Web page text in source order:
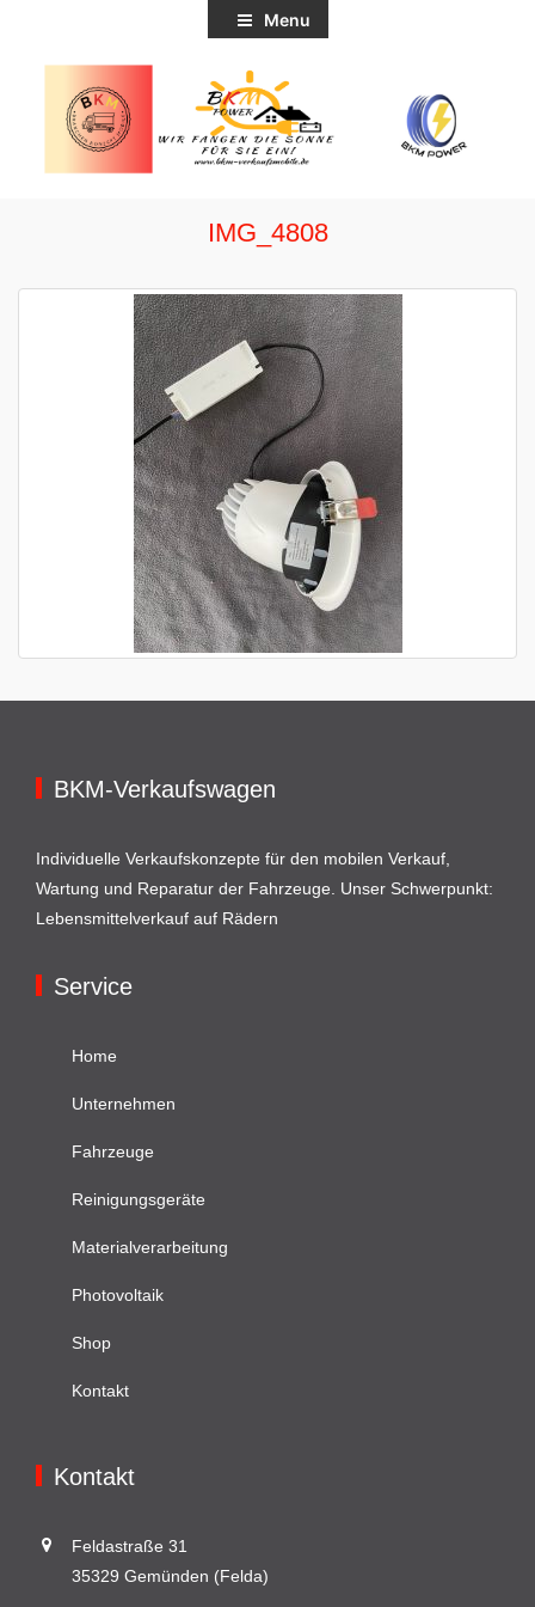
Menu
IMG_4808
BKM-Verkaufswagen
Individuelle Verkaufskonzepte für den mobilen Verkauf,
Wartung und Reparatur der Fahrzeuge. Unser Schwerpunkt:
Lebensmittelverkauf auf Rädern
Service
Home
Unternehmen
Fahrzeuge
Reinigungsgeräte
Materialverarbeitung
Photovoltaik
Shop
Kontakt
Kontakt
Feldastraße 31
35329 Gemünden (Felda)